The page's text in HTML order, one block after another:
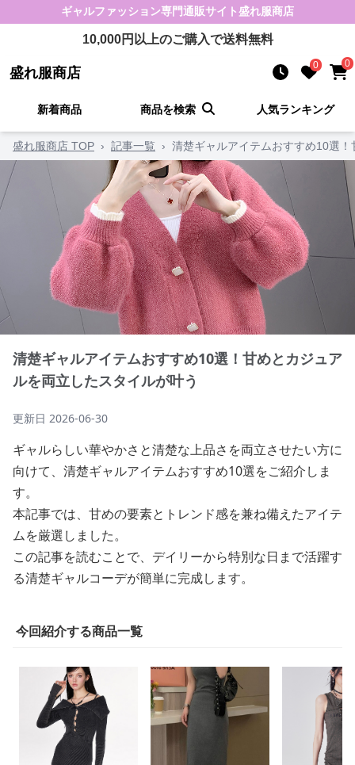
ギャルファッション専門通販サイト盛れ服商店
10,000円以上のご購入で送料無料
盛れ服商店 0 0
新着商品 商品を検索 人気ランキング
盛れ服商店 TOP › 記事一覧 › 清楚ギャルアイテムおすすめ10選
清楚ギャルアイテムおすすめ10選！甘めとカジュア
ルを両立したスタイルが叶う
更新日 2026-06-30
ギャルらしい華やかさと清楚な上品さを両立させたい方に
向けて、清楚ギャルアイテムおすすめ10選をご紹介しま
す。
本記事では、甘めの要素とトレンド感を兼ね備えたアイテ
ムを厳選しました。
この記事を読むことで、デイリーから特別な日まで活躍す
る清楚ギャルコーデが簡単に完成します。
今回紹介する商品一覧